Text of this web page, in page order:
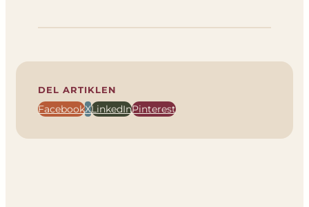
DEL ARTIKLEN
FacebookXLinkedInPinterest